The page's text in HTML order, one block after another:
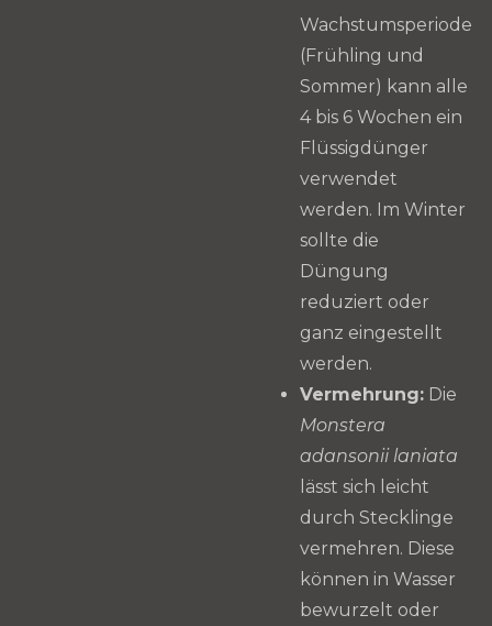
Wachstumsperiode
(Frühling und
Sommer) kann alle
4 bis 6 Wochen ein
Flüssigdünger
verwendet
werden. Im Winter
sollte die
Düngung
reduziert oder
ganz eingestellt
werden.
Vermehrung: Die
Monstera
adansonii laniata
lässt sich leicht
durch Stecklinge
vermehren. Diese
können in Wasser
bewurzelt oder